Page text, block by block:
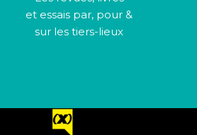
et essais par, pour &
sur les tiers-lieux